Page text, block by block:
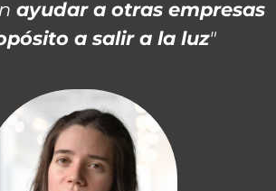
ayudar a otras empresas
a salir a la luz"